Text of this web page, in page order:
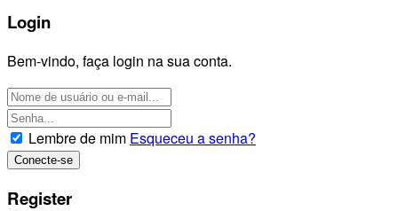
Login
Bem-vindo, faça login na sua conta.
Lembre de mim Esqueceu a senha?
Register